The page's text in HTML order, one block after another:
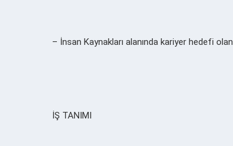
– İnsan Kaynakları alanında kariyer hedefi olan
İŞ TANIMI